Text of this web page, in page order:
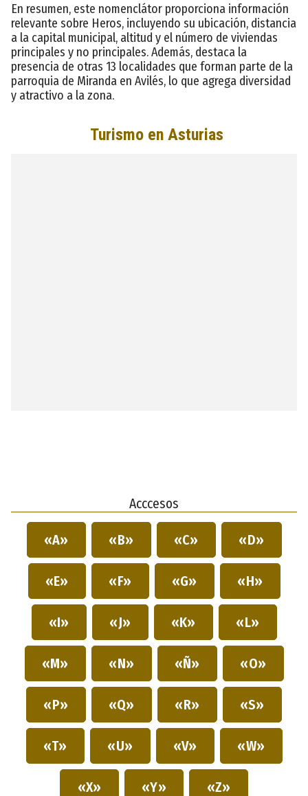
En resumen, este nomenclátor proporciona información
relevante sobre Heros, incluyendo su ubicación, distancia
a la capital municipal, altitud y el número de viviendas
principales y no principales. Además, destaca la
presencia de otras 13 localidades que forman parte de la
parroquia de Miranda en Avilés, lo que agrega diversidad
y atractivo a la zona.
Acccesos
«A» «B» «C» «D»
«E» «F» «G» «H»
«I» «J» «K» «L»
«M» «N» «Ñ» «O»
«P» «Q» «R» «S»
«T» «U» «V» «W»
«X» «Y» «Z»